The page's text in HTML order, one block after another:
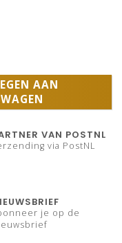
AAN
VAN POSTNL
via PostNL
je op de